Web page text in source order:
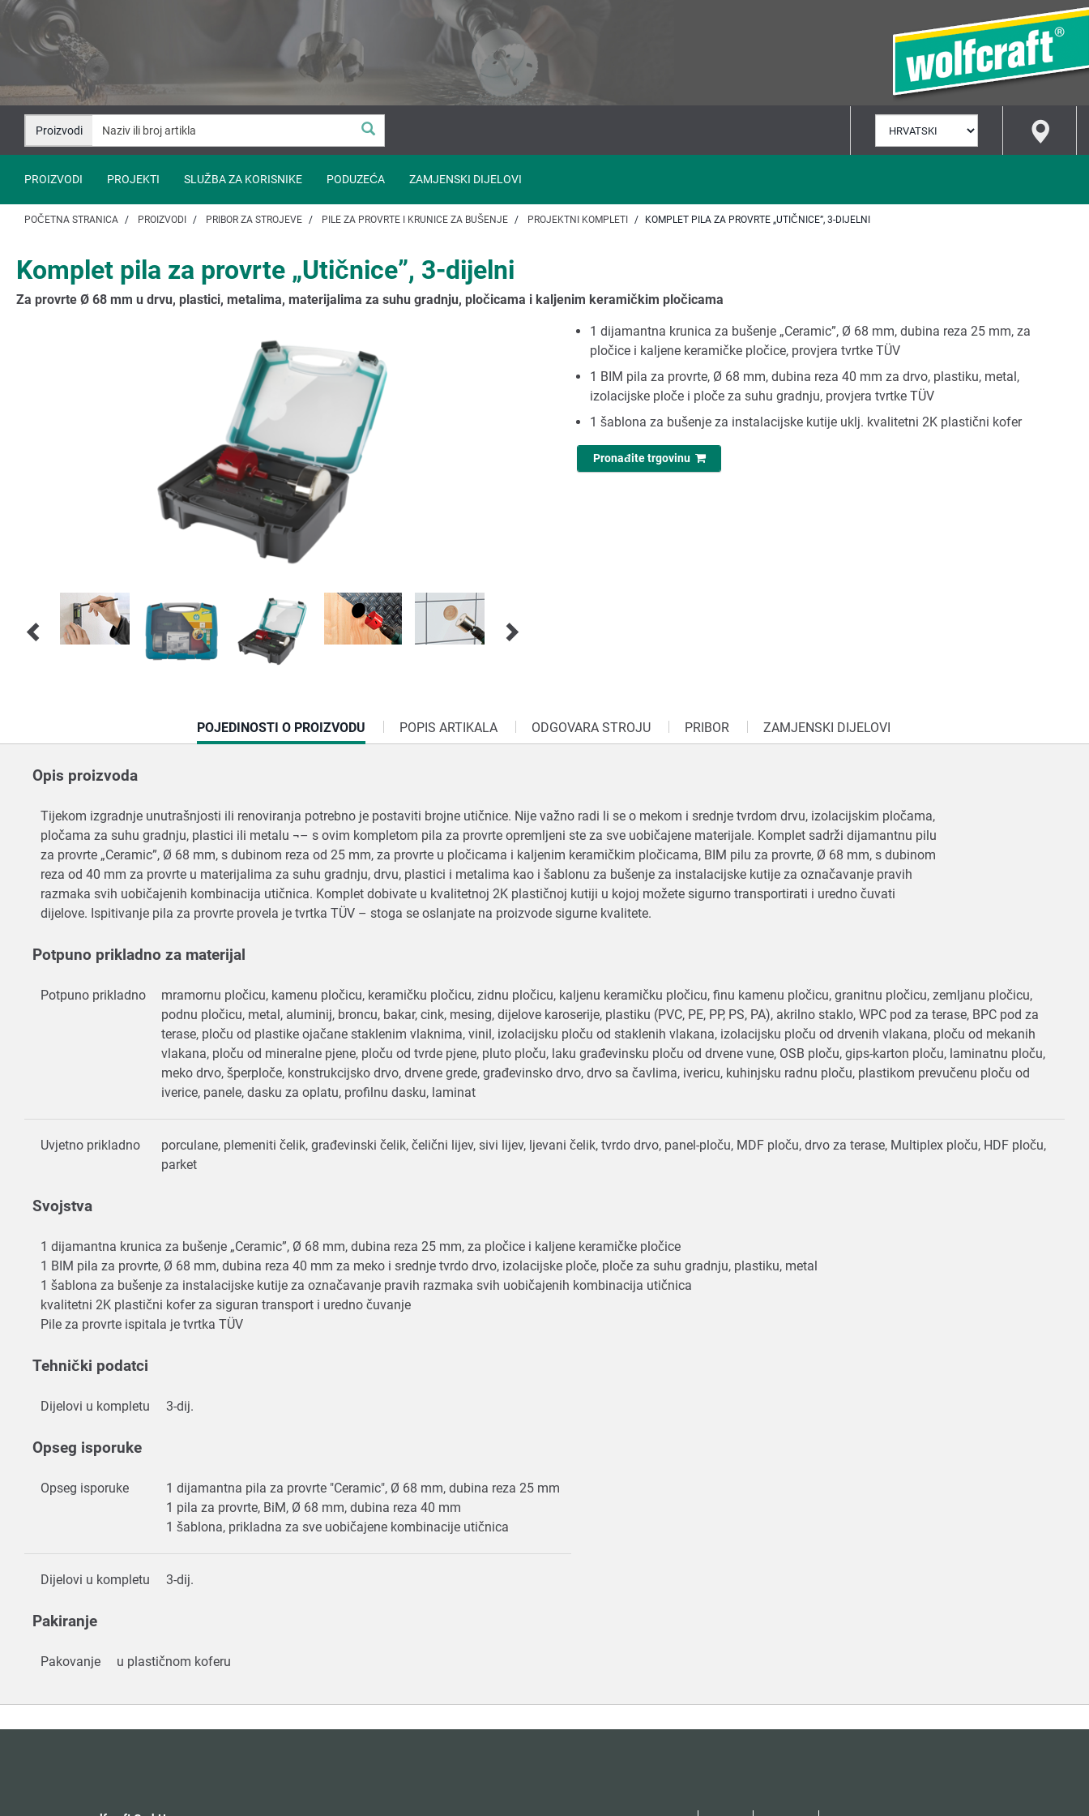
Idi
sadržaj
Idi
navigaciju
Proizvodi
JEZIK
PROIZVODI PROJEKTI SLUŽBA ZA KORISNIKE PODUZEĆA ZAMJENSKI DIJELOVI
POČETNA STRANICA PROIZVODI PRIBOR ZA STROJEVE PILE ZA PROVRTE I KRUNICE ZA BUŠENJE PROJEKTNI KOMPLETI KOMPLET PILA ZA PROVRTE „UTIČNICE”, 3-DIJELNI
Komplet pila za provrte „Utičnice”, 3-dijelni
Za provrte Ø 68 mm u drvu, plastici, metalima, materijalima za suhu gradnju, pločicama i kaljenim keramičkim pločicama
1 dijamantna krunica za bušenje „Ceramic”, Ø 68 mm, dubina reza 25 mm, za
pločice i kaljene keramičke pločice, provjera tvrtke TÜV
1 BIM pila za provrte, Ø 68 mm, dubina reza 40 mm za drvo, plastiku, metal,
izolacijske ploče i ploče za suhu gradnju, provjera tvrtke TÜV
1 šablona za bušenje za instalacijske kutije uklj. kvalitetni 2K plastični kofer
Pronađite trgovinu
CURRENT
TAB:
POJEDINOSTI O PROIZVODU POPIS ARTIKALA ODGOVARA STROJU PRIBOR ZAMJENSKI DIJELOVI
Opis proizvoda
Tijekom izgradnje unutrašnjosti ili renoviranja potrebno je postaviti brojne utičnice. Nije važno radi li se o mekom i srednje tvrdom drvu, izolacijskim pločama,
pločama za suhu gradnju, plastici ili metalu ¬– s ovim kompletom pila za provrte opremljeni ste za sve uobičajene materijale. Komplet sadrži dijamantnu pilu
za provrte „Ceramic”, Ø 68 mm, s dubinom reza od 25 mm, za provrte u pločicama i kaljenim keramičkim pločicama, BIM pilu za provrte, Ø 68 mm, s dubinom
reza od 40 mm za provrte u materijalima za suhu gradnju, drvu, plastici i metalima kao i šablonu za bušenje za instalacijske kutije za označavanje pravih
razmaka svih uobičajenih kombinacija utičnica. Komplet dobivate u kvalitetnoj 2K plastičnoj kutiji u kojoj možete sigurno transportirati i uredno čuvati
dijelove. Ispitivanje pila za provrte provela je tvrtka TÜV – stoga se oslanjate na proizvode sigurne kvalitete.
Potpuno prikladno za materijal
Potpuno prikladno
mramornu pločicu, kamenu pločicu, keramičku pločicu, zidnu pločicu, kaljenu keramičku pločicu, finu kamenu pločicu, granitnu pločicu, zemljanu pločicu,
podnu pločicu, metal, aluminij, broncu, bakar, cink, mesing, dijelove karoserije, plastiku (PVC, PE, PP, PS, PA), akrilno staklo, WPC pod za terase, BPC pod za
terase, ploču od plastike ojačane staklenim vlaknima, vinil, izolacijsku ploču od staklenih vlakana, izolacijsku ploču od drvenih vlakana, ploču od mekanih
vlakana, ploču od mineralne pjene, ploču od tvrde pjene, pluto ploču, laku građevinsku ploču od drvene vune, OSB ploču, gips-karton ploču, laminatnu ploču,
meko drvo, šperploče, konstrukcijsko drvo, drvene grede, građevinsko drvo, drvo sa čavlima, ivericu, kuhinjsku radnu ploču, plastikom prevučenu ploču od
iverice, panele, dasku za oplatu, profilnu dasku, laminat
Uvjetno prikladno
porculane, plemeniti čelik, građevinski čelik, čelični lijev, sivi lijev, ljevani čelik, tvrdo drvo, panel-ploču, MDF ploču, drvo za terase, Multiplex ploču, HDF ploču,
parket
Svojstva
1 dijamantna krunica za bušenje „Ceramic”, Ø 68 mm, dubina reza 25 mm, za pločice i kaljene keramičke pločice
1 BIM pila za provrte, Ø 68 mm, dubina reza 40 mm za meko i srednje tvrdo drvo, izolacijske ploče, ploče za suhu gradnju, plastiku, metal
1 šablona za bušenje za instalacijske kutije za označavanje pravih razmaka svih uobičajenih kombinacija utičnica
kvalitetni 2K plastični kofer za siguran transport i uredno čuvanje
Pile za provrte ispitala je tvrtka TÜV
Tehnički podatci
Dijelovi u kompletu 3-dij.
Opseg isporuke
Opseg isporuke
1 dijamantna pila za provrte "Ceramic", Ø 68 mm, dubina reza 25 mm
1 pila za provrte, BiM, Ø 68 mm, dubina reza 40 mm
1 šablona, prikladna za sve uobičajene kombinacije utičnica
Dijelovi u kompletu 3-dij.
Pakiranje
Pakovanje u plastičnom koferu